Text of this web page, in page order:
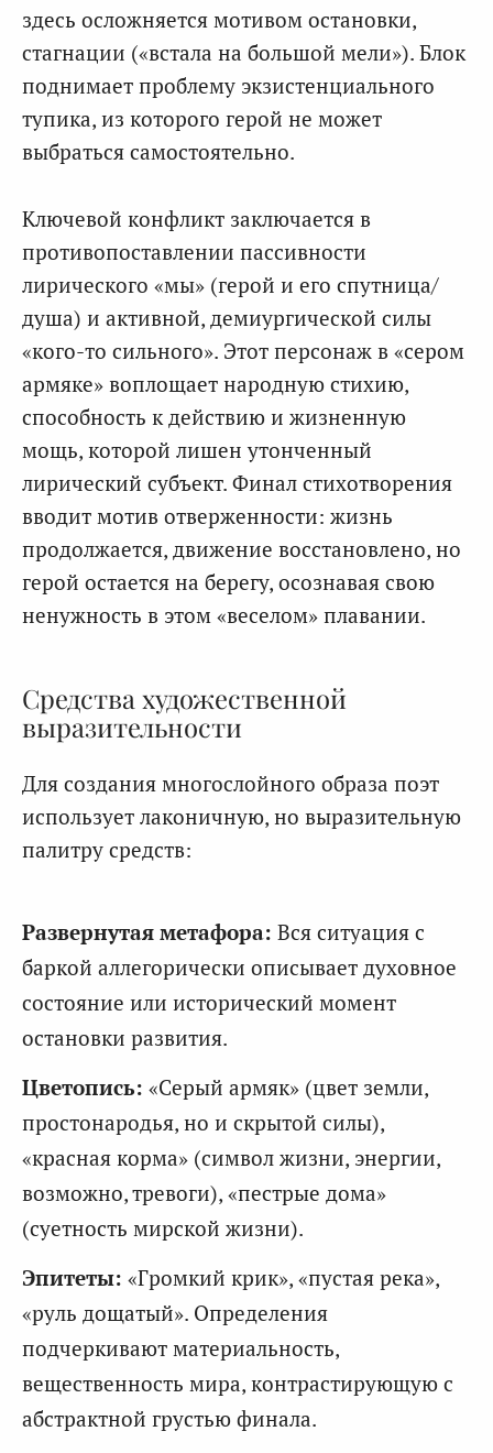
здесь осложняется мотивом остановки,
стагнации («встала на большой мели»). Блок
поднимает проблему экзистенциального
тупика, из которого герой не может
выбраться самостоятельно.
Ключевой конфликт заключается в
противопоставлении пассивности
лирического «мы» (герой и его спутница/
душа) и активной, демиургической силы
«кого-то сильного». Этот персонаж в «сером
армяке» воплощает народную стихию,
способность к действию и жизненную
мощь, которой лишен утонченный
лирический субъект. Финал стихотворения
вводит мотив отверженности: жизнь
продолжается, движение восстановлено, но
герой остается на берегу, осознавая свою
ненужность в этом «веселом» плавании.
Средства художественной
выразительности
Для создания многослойного образа поэт
использует лаконичную, но выразительную
палитру средств:
Развернутая метафора: Вся ситуация с
баркой аллегорически описывает духовное
состояние или исторический момент
остановки развития.
Цветопись: «Серый армяк» (цвет земли,
простонародья, но и скрытой силы),
«красная корма» (символ жизни, энергии,
возможно, тревоги), «пестрые дома»
(суетность мирской жизни).
Эпитеты: «Громкий крик», «пустая река»,
«руль дощатый». Определения
подчеркивают материальность,
вещественность мира, контрастирующую с
абстрактной грустью финала.